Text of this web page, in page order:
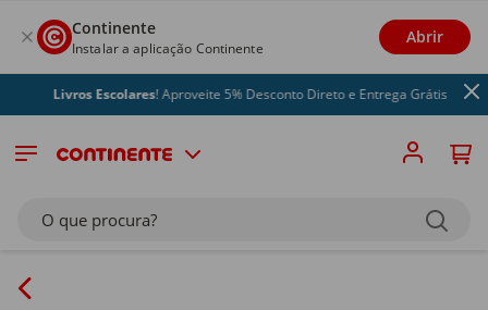
Continente
Instalar a aplicação Continente
Abrir
Livros Escolares! Aproveite 5% Desconto Direto e Entrega Grátis
O que procura?